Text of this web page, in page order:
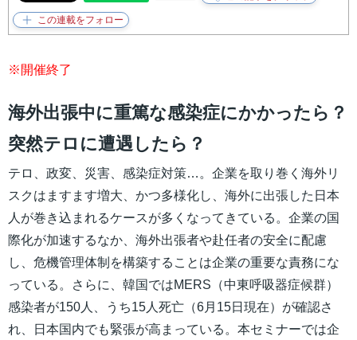
※開催終了
海外出張中に重篤な感染症にかかったら？
突然テロに遭遇したら？
テロ、政変、災害、感染症対策…。企業を取り巻く海外リ
スクはますます増大、かつ多様化し、海外に出張した日本
人が巻き込まれるケースが多くなってきている。企業の国
際化が加速するなか、海外出張者や赴任者の安全に配慮
し、危機管理体制を構築することは企業の重要な責務にな
っている。さらに、韓国ではMERS（中東呼吸器症候群）
感染者が150人、うち15人死亡（6月15日現在）が確認さ
れ、日本国内でも緊張が高まっている。本セミナーでは企